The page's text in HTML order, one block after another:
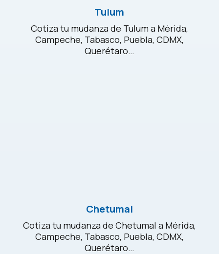
Tulum
Cotiza tu mudanza de Tulum a Mérida,
Campeche, Tabasco, Puebla, CDMX,
Querétaro…
Chetumal
Cotiza tu mudanza de Chetumal a Mérida,
Campeche, Tabasco, Puebla, CDMX,
Querétaro…